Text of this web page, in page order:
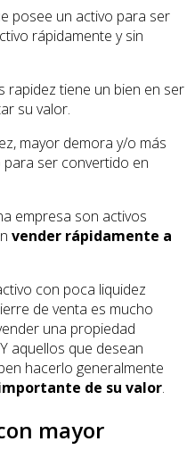
posee un activo para ser
rápidamente y sin
rapidez tiene un bien en ser
su valor.
mayor demora y/o más
ser convertido en
empresa son activos
vender rápidamente a
con poca liquidez
de venta es mucho
una propiedad
aquellos que desean
hacerlo generalmente
de su valor.
mayor